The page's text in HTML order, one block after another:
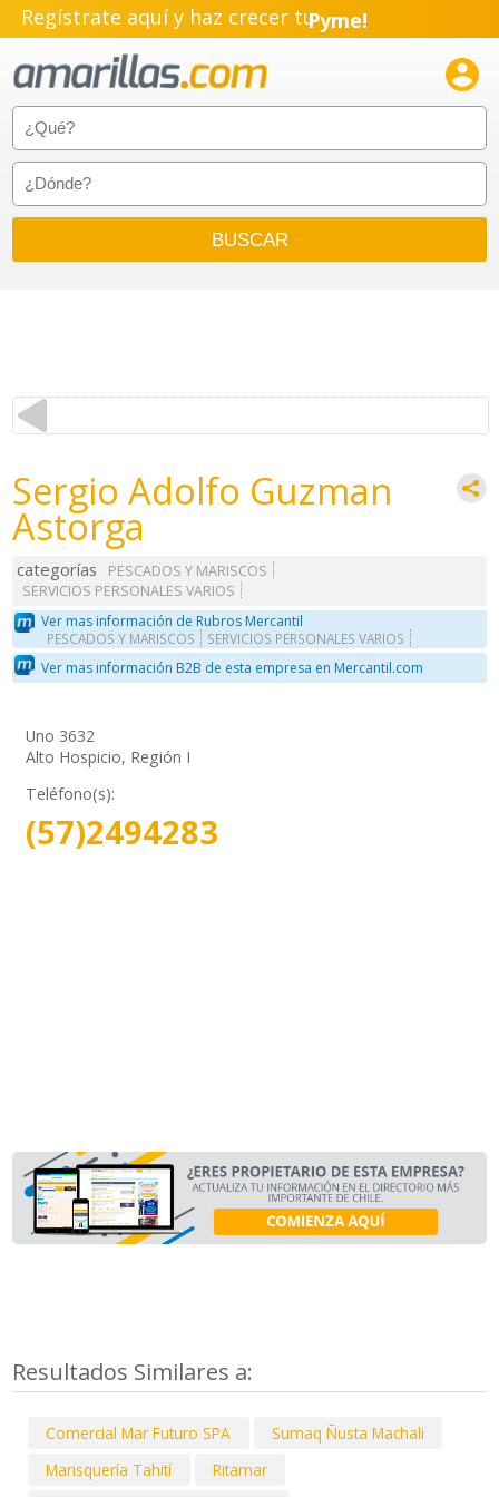
Regístrate aquí y haz crecer tuPyme!
Emprendimiento!

Sergio Adolfo Guzman
Astorga
categorías
PESCADOS Y MARISCOS
SERVICIOS PERSONALES VARIOS
Ver mas información de Rubros Mercantil
PESCADOS Y MARISCOS SERVICIOS PERSONALES VARIOS
Ver mas información B2B de esta empresa en Mercantil.com
Uno 3632
Alto Hospicio, Región I
Teléfono(s):
(57)2494283
Resultados Similares a:
Comercial Mar Futuro SPA
Sumaq Ñusta Machali
Marisquería Tahití
Ritamar